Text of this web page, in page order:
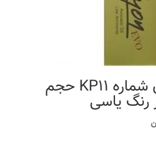
رنگ مو کالیون شماره KP11 حجم
قیمت